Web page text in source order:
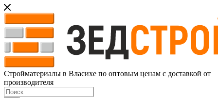
Стройматериалы в Власихе по оптовым ценам с доставкой от
производителя